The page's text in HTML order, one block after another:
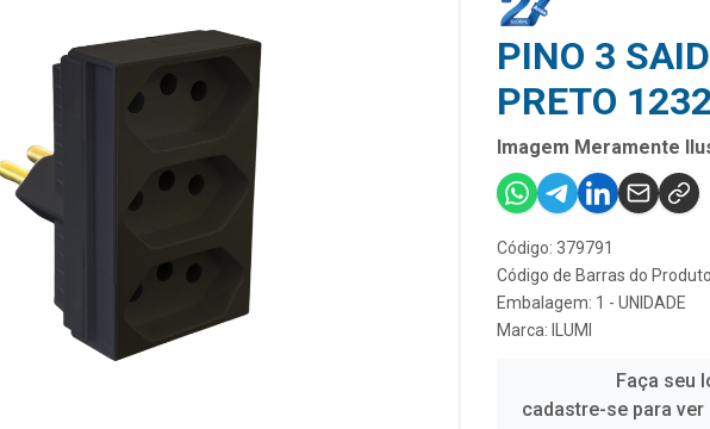
PINO 3
PRETO
Imagem Meramente
Código: 379791
Código de Barras do
Embalagem: 1 - UNIDADE
Marca:
ILUMI
Faça seu
cadastre-se para